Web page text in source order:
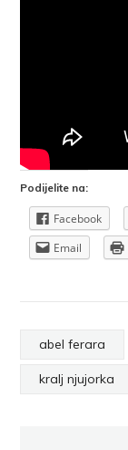
Podijelite na:
Facebook
Email
abel ferara
kralj njujorka